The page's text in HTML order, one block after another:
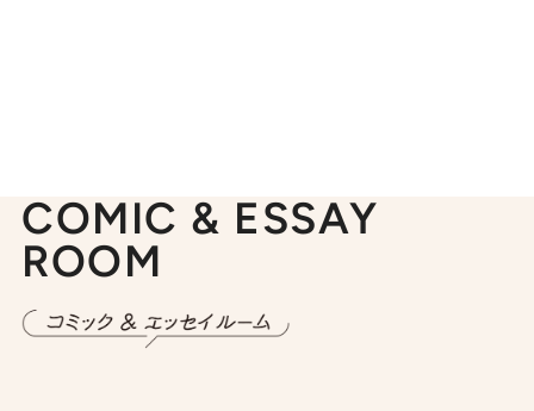
COMIC & ESSAY
ROOM